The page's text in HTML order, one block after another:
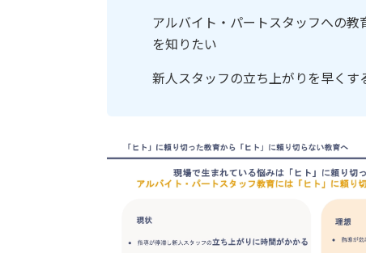
アルバイト・パートスタッフへの教
を知りたい
新人スタッフの立ち上がりを早くす